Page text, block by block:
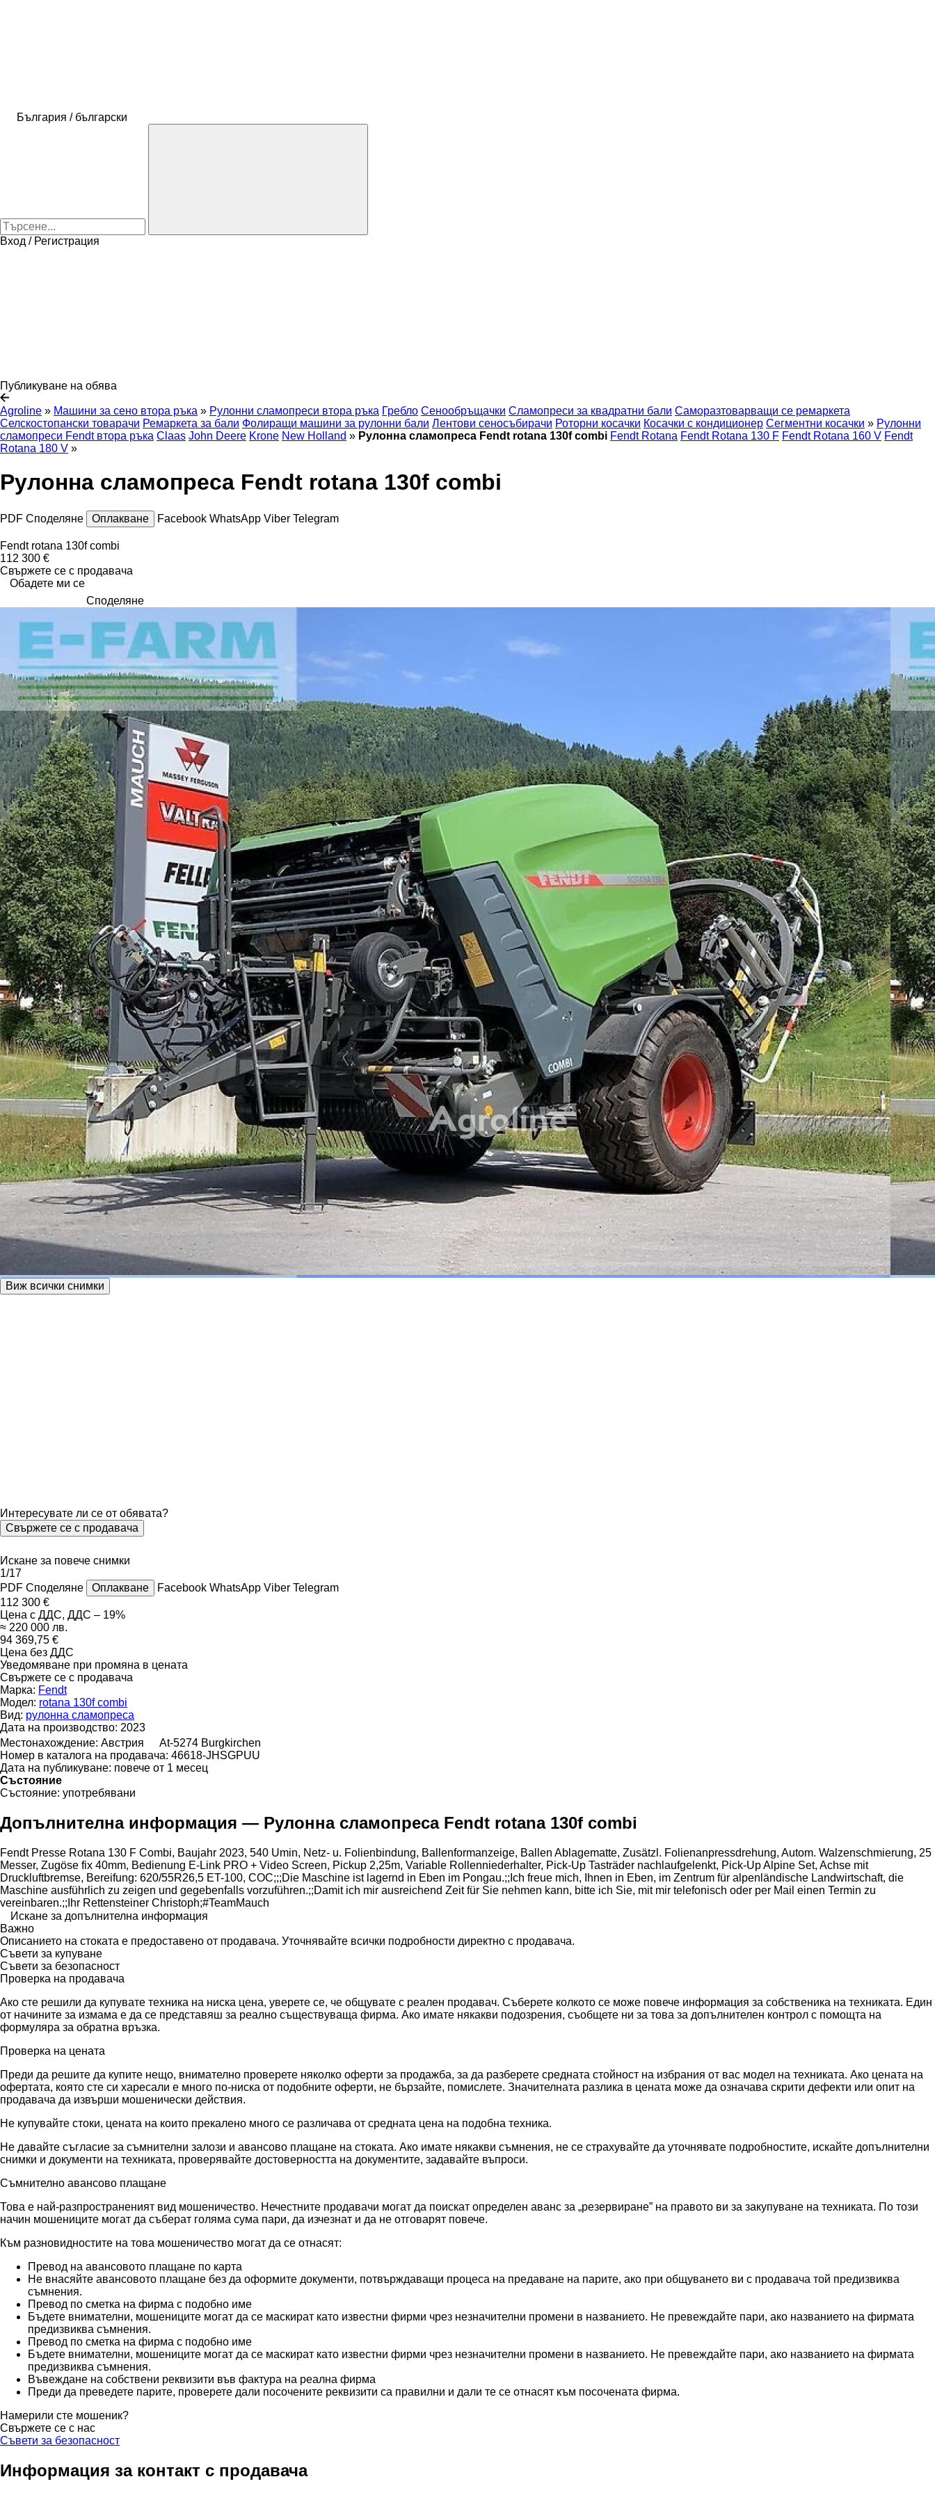
България / български
Вход / Регистрация
Публикуване на обява
Agroline » Машини за сено втора ръка » Рулонни сламопреси втора ръка Гребло Сенообръщачки Сламопреси за квадратни бали Саморазтоварващи се ремаркета
Селскостопански товарачи Ремаркета за бали Фолиращи машини за рулонни бали Лентови сеносъбирачи Роторни косачки Косачки с кондиционер Сегментни косачки » Рулонни
сламопреси Fendt втора ръка Claas John Deere Krone New Holland » Рулонна сламопреса Fendt rotana 130f combi Fendt Rotana Fendt Rotana 130 F Fendt Rotana 160 V Fendt
Rotana 180 V »
Рулонна сламопреса Fendt rotana 130f combi
PDF Споделяне Оплакване Facebook WhatsApp Viber Telegram
Fendt rotana 130f combi
112 300 €
Свържете се с продавача
Обадете ми се
Споделяне
Виж всички снимки
Интересувате ли се от обявата?
Свържете се с продавача
Искане за повече снимки
1/17
PDF Споделяне Оплакване Facebook WhatsApp Viber Telegram
112 300 €
Цена с ДДС, ДДС – 19%
≈ 220 000 лв.
94 369,75 €
Цена без ДДС
Уведомяване при промяна в цената
Свържете се с продавача
Марка: Fendt
Модел: rotana 130f combi
Вид: рулонна сламопреса
Дата на производство: 2023
Местонахождение: Австрия
At-5274 Burgkirchen
Номер в каталога на продавача: 46618-JHSGPUU
Дата на публикуване: повече от 1 месец
Състояние
Състояние: употребявани
Допълнителна информация — Рулонна сламопреса Fendt rotana 130f combi
Fendt ​​​​​​​​​‌‌​​​​‌​​​​​​​​​‌‌‌​‌​‌​​​​​​​​​‌‌‌​‌​​​​​​​​​​​‌‌​‌‌‌‌​​​​​​​​​‌‌​‌‌​​​​​​​​​​​‌‌​‌​​‌​​​​​​​​​‌‌​‌‌‌​​​​​​​​​​‌‌​​‌​‌Presse Rotana 130 F Combi, Baujahr 2023, 540 Umin, Netz- u. Folienbindung, Ballenformanzeige, Ballen Ablagematte, Zusätzl. Folienanpressdrehung, Autom. Walzenschmierung, 25
Messer, Zugöse fix 40mm, Bedienung E-Link PRO + Video Screen, Pickup 2,25m, Variable Rollenniederhalter, Pick-Up Tasträder nachlaufgelenkt, Pick-Up Alpine Set, Achse mit
Druckluftbremse, Bereifung: 620/55R26,5 ET-100, COC;;;Die Maschine ist lagernd in Eben im Pongau.;;Ich freue mich, Ihnen in Eben, im Zentrum für alpenländische Landwirtschaft, die
Maschine ausführlich zu zeigen und gegebenfalls vorzuführen.;;Damit ich mir ausreichend Zeit für Sie nehmen kann, bitte ich Sie, mit mir telefonisch oder per Mail einen Termin zu
vereinbaren.;;Ihr Rettensteiner Christoph;#TeamMauch
Искане за допълнителна информация
Важно
Описанието на стоката е предоставено от продавача. Уточнявайте всички подробности директно с продавача.
Съвети за купуване
Съвети за безопасност
Проверка на продавача
Ако сте решили да купувате техника на ниска цена, уверете се, че общувате с реален продавач. Съберете колкото се може повече информация за собственика на техниката. Един
от начините за измама е да се представяш за реално съществуваща фирма. Ако имате някакви подозрения, съобщете ни за това за допълнителен контрол с помощта на
формуляра за обратна връзка.
Проверка на цената
Преди да решите да купите нещо, внимателно проверете няколко оферти за продажба, за да разберете средната стойност на избрания от вас модел на техниката. Ако цената на
офертата, която сте си харесали е много по-ниска от подобните оферти, не бързайте, помислете. Значителната разлика в цената може да означава скрити дефекти или опит на
продавача да извърши мошенически действия.
Не купувайте стоки, цената на които прекалено много се различава от средната цена на подобна техника.
Не давайте съгласие за съмнителни залози и авансово плащане на стоката. Ако имате някакви съмнения, не се страхувайте да уточнявате подробностите, искайте допълнителни
снимки и документи на техниката, проверявайте достоверността на документите, задавайте въпроси.
Съмнително авансово плащане
Това е най-разпространеният вид мошеничество. Нечестните продавачи могат да поискат определен аванс за „резервиране” на правото ви за закупуване на техниката. По този
начин мошениците могат да съберат голяма сума пари, да изчезнат и да не отговарят повече.
Към разновидностите на това мошеничество могат да се отнасят:
Превод на авансовото плащане по карта
Не внасяйте авансовото плащане без да оформите документи, потвърждаващи процеса на предаване на парите, ако при общуването ви с продавача той предизвиква
съмнения.
Превод по сметка на фирма с подобно име
Бъдете внимателни, мошениците могат да се маскират като известни фирми чрез незначителни промени в названието. Не превеждайте пари, ако названието на фирмата
предизвиква съмнения.
Превод по сметка на фирма с подобно име
Бъдете внимателни, мошениците могат да се маскират като известни фирми чрез незначителни промени в названието. Не превеждайте пари, ако названието на фирмата
предизвиква съмнения.
Въвеждане на собствени реквизити във фактура на реална фирма
Преди да преведете парите, проверете дали посочените реквизити са правилни и дали те се отнасят към посочената фирма.
Намерили сте мошеник?
Свържете се с нас
Съвети за безопасност
Информация за контакт с продавача